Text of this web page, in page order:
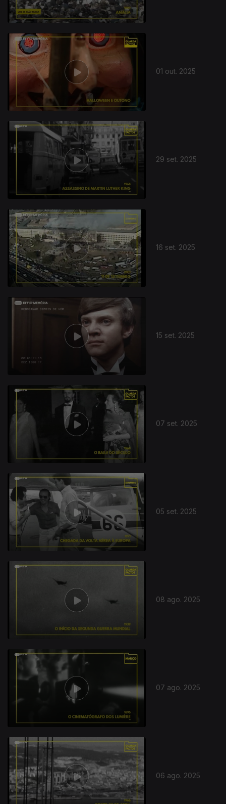
01 out. 2025
29 set. 2025
16 set. 2025
15 set. 2025
07 set. 2025
05 set. 2025
08 ago. 2025
07 ago. 2025
06 ago. 2025
868286